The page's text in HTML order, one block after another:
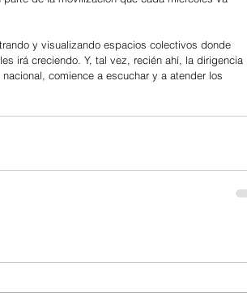
y visualizando espacios colectivos donde
irá creciendo. Y, tal vez, recién ahí, la dirigencia
comience a escuchar y a atender los